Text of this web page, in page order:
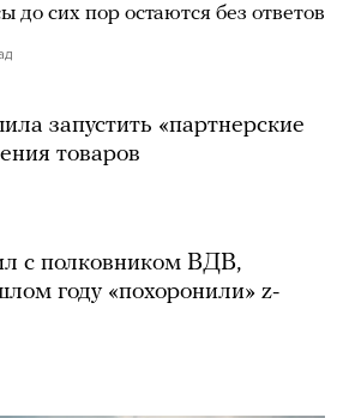
до сих пор остаются без ответов
запустить «партнерские
товаров
с полковником ВДВ,
году «похоронили» z-